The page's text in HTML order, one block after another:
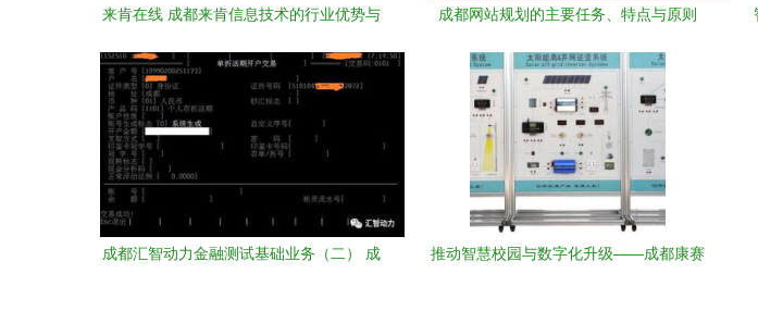
来肯在线 成都来肯信息技术的行业优势与
成都网站规划的主要任务、特点与原则
成都汇智动力金融测试基础业务（二） 成
推动智慧校园与数字化升级——成都康赛